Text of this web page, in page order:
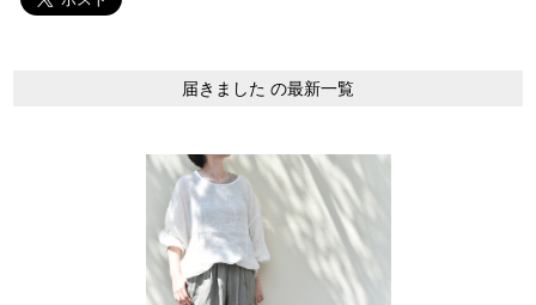
届きました の最新一覧